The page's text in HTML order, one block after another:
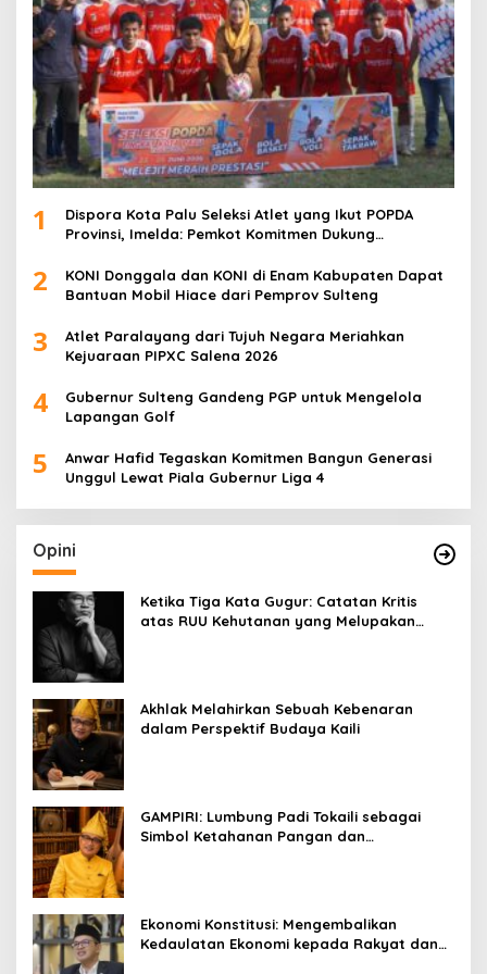
1
Dispora Kota Palu Seleksi Atlet yang Ikut POPDA
Provinsi, Imelda: Pemkot Komitmen Dukung
2
KONI Donggala dan KONI di Enam Kabupaten Dapat
Bantuan Mobil Hiace dari Pemprov Sulteng
3
Atlet Paralayang dari Tujuh Negara Meriahkan
Kejuaraan PIPXC Salena 2026
4
Gubernur Sulteng Gandeng PGP untuk Mengelola
Lapangan Golf
5
Anwar Hafid Tegaskan Komitmen Bangun Generasi
Unggul Lewat Piala Gubernur Liga 4
Opini
Ketika Tiga Kata Gugur: Catatan Kritis
atas RUU Kehutanan yang Melupakan
Akhlak Melahirkan Sebuah Kebenaran
dalam Perspektif Budaya Kaili
GAMPIRI: Lumbung Padi Tokaili sebagai
Simbol Ketahanan Pangan dan
Ekonomi Konstitusi: Mengembalikan
Kedaulatan Ekonomi kepada Rakyat dan